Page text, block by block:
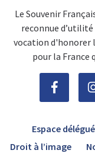
Le Souvenir
reconnue
vocation d'honorer
pour la France
Espace
Droit à l’image